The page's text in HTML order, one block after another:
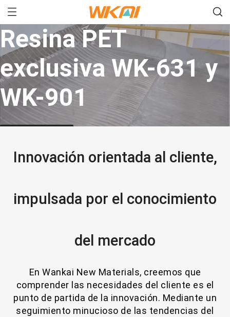
Resina PET
exclusiva WK-631 y
WK-901
Innovación orientada al cliente,
impulsada por el conocimiento
del mercado
En Wankai New Materials, creemos que
comprender las necesidades del cliente es el
punto de partida de la innovación. Mediante un
seguimiento minucioso de las tendencias del